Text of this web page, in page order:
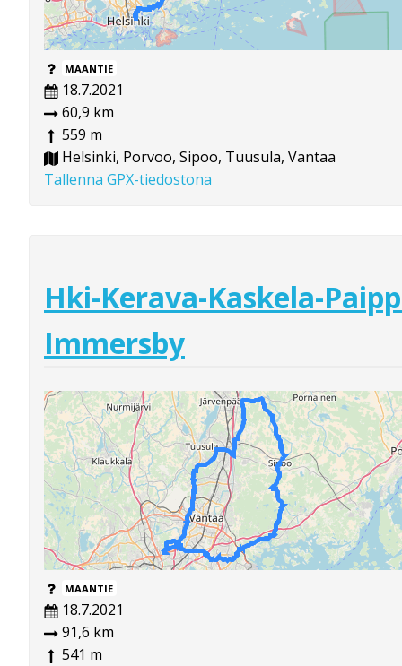
MAANTIE
18.7.2021
60,9 km
559 m
Helsinki, Porvoo, Sipoo, Tuusula, Vantaa
Tallenna GPX-tiedostona
Hki-Kerava-Kaskela-
Immersby
MAANTIE
18.7.2021
91,6 km
541 m